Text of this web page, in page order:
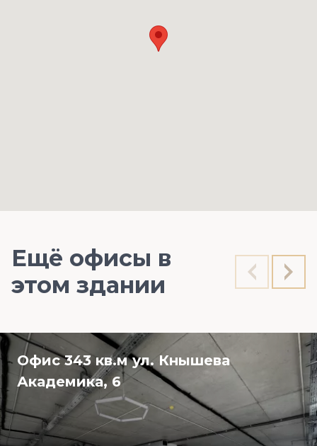
Ещё офисы в
этом здании
Офис 343 кв.м ул. Кнышева
Академика, 6